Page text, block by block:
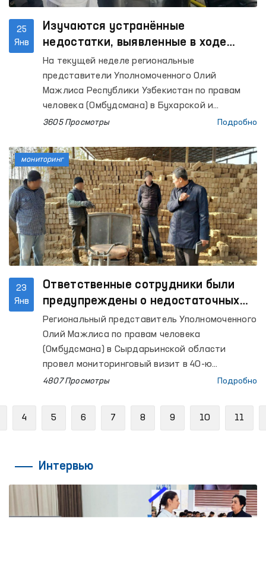
25
Янв
Изучаются устранённые
недостатки, выявленные в ходе
предыдущих мониторингов
На текущей неделе региональные
представители Уполномоченного Олий
Мажлиса Республики Узбекистан по правам
человека (Омбудсмана) в Бухарской и
Кашкадарьинской областях провели
исполнения наказаний.
3605 Просмотры Подробно
23
Янв
Ответственные сотрудники были
предупреждены о недостаточных
условиях для осужденных, которых
привлекали к труду — Омбудсман
Региональный представитель Уполномоченного
Олий Мажлиса по правам человека
(Омбудсмана) в Сырдарьинской области
провел мониторинговый визит в 40-ю
исправительную колонию региона, выявив ряд
4807 Просмотры Подробно
мониторинг
4 5 6 7 8 9 10 11
Интервью